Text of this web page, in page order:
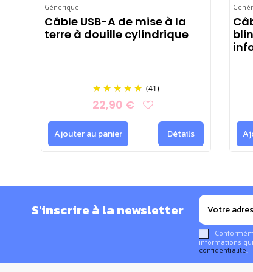
Connexion USB-C
Générique
Câble USB-A de mise à la
terre à douille cylindrique
(41)
22,90 €
Ajouter au panier Détails
S'inscrire à la newsletter
informations
confidentialité.